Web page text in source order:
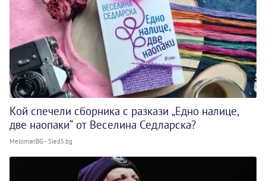
Кой спечели сборника с разкази „Едно налице,
две наопаки“ от Веселина Седларска?
MelomanBG - Sled5.bg